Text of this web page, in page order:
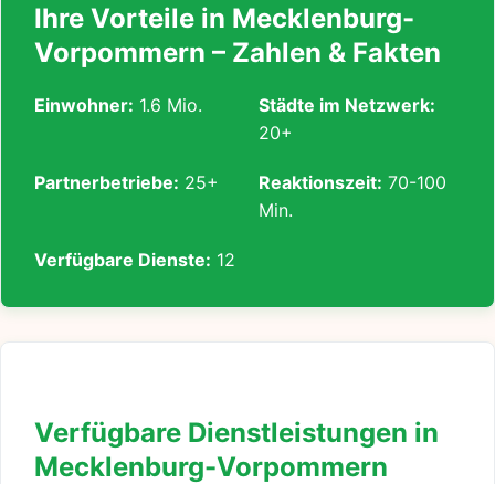
Ihre Vorteile in Mecklenburg-
Vorpommern – Zahlen & Fakten
Einwohner: 1.6 Mio.
Städte im Netzwerk:
20+
Partnerbetriebe: 25+ Reaktionszeit: 70-100
Min.
Verfügbare Dienste: 12
Verfügbare Dienstleistungen in
Mecklenburg-Vorpommern